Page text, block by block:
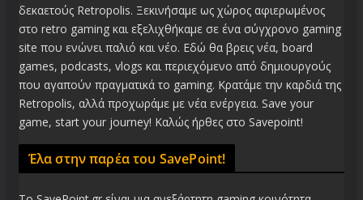
δεκαετούς Retropolis. Ξεκινήσαμε ως χώρος αφιερωμένος
στο retro gaming και εξελιχθήκαμε σε ένα σύγχρονο gaming
site που ενώνει παλιό και νέο. Εδώ θα βρεις νέα, board
games, podcasts, vlogs και περιεχόμενο από δημιουργούς
που αγαπούν πραγματικά το gaming. Κρατάμε την καρδιά της
Retropolis, αλλά προχωράμε με νέα ενέργεια. Save your
game, start your journey! Καλώς ήρθες στο Savepoint!
Έλα στην παρέα του SavePoint!